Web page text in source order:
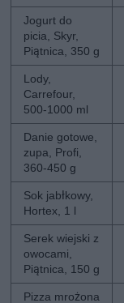
Jogurt do
picia, Skyr,
Piątnica, 350 g
Lody,
Carrefour,
500-1000 ml
Danie gotowe,
zupa, Profi,
360-450 g
Sok jabłkowy,
Hortex, 1 l
Serek wiejski z
owocami,
Piątnica, 150 g
Pizza mrożona